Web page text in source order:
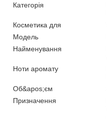
Категорія
Косметика для
Мoдель
Найменування
Ноти аромату
Об&apos;єм
Призначення